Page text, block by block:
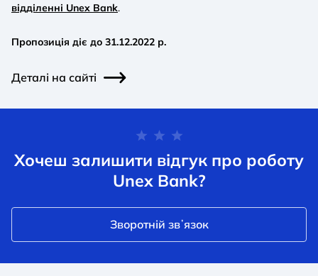
відділенні Unex Bank.
Пропозиція діє до 31.12.2022 р.
Деталі на сайті
Хочеш залишити відгук про роботу
Unex Bank?
Зворотній звʼязок